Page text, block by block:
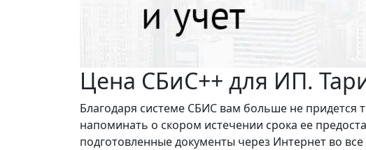
Цена СБиС++ для ИП.
Благодаря системе СБИС вам больше не придется
напоминать о скором истечении срока ее
подготовленные документы через Интернет во